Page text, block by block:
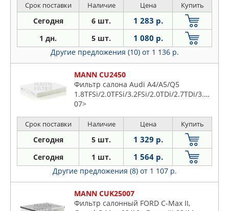
Срок поставки Наличие Цена Купить
Сегодня 6 шт. 1 283 р.
1 дн. 5 шт. 1 080 р.
Другие предложения (10) от 1 136 р.
MANN CU2450
Фильтр салона Audi A4/A5/Q5
1.8TFSi/2.0TFSi/3.2FSi/2.0TDi/2.7TDi/3.0TDi
07>
Срок поставки Наличие Цена Купить
Сегодня 5 шт. 1 329 р.
Сегодня 1 шт. 1 564 р.
Другие предложения (8) от 1 107 р.
MANN CUK25007
Фильтр салонный FORD C-Max II,